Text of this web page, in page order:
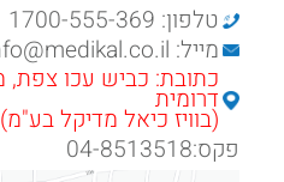
טלפון: 1700-555-369
מייל: info@medikal.co.il
דרומית
(בוויז כיאל מדיקל
פקס:04-8513518